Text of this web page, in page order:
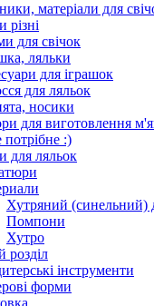
матеріали для
різні
для свічок
ляльки
для іграшок
для ляльок
носики
для виготовлення
потрібне :)
для ляльок
Хутряний (синельний)
Помпони
Хутро
розділ
інструменти
форми